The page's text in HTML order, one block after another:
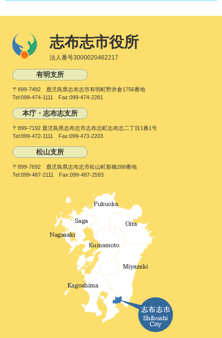
志布志市役所
法人番号3000020462217
有明支所
〒899-7492 鹿児島県志布志市有明町野井倉1756番地
Tel:099-474-1111 Fax:099-474-2281
本庁・志布志支所
〒899-7192 鹿児島県志布志市志布志町志布志二丁目1番1号
Tel:099-472-1111 Fax:099-473-2203
松山支所
〒899-7692 鹿児島県志布志市松山町新橋268番地
Tel:099-487-2111 Fax:099-487-2593